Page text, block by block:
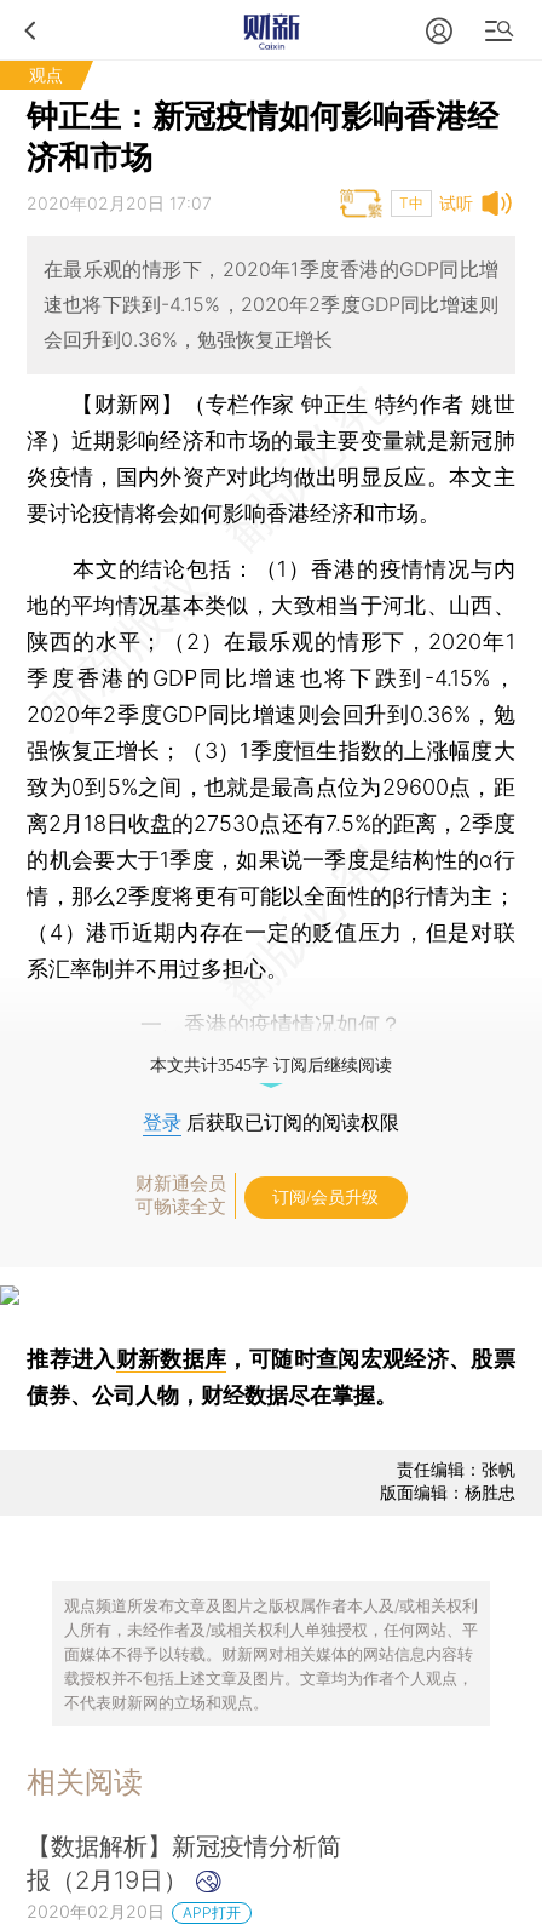
观点
钟正生：新冠疫情如何影响香港经
济和市场
试听
2020年02月20日 17:07 T中
在最乐观的情形下，2020年1季度香港的GDP同比增
速也将下跌到-4.15%，2020年2季度GDP同比增速则
会回升到0.36%，勉强恢复正增长
【财新网】（专栏作家 钟正生 特约作者 姚世
泽）近期影响经济和市场的最主要变量就是新冠肺
炎疫情，国内外资产对此均做出明显反应。本文主
要讨论疫情将会如何影响香港经济和市场。
本文的结论包括：（1）香港的疫情情况与内
地的平均情况基本类似，大致相当于河北、山西、
陕西的水平；（2）在最乐观的情形下，2020年1
季度香港的GDP同比增速也将下跌到-4.15%，
2020年2季度GDP同比增速则会回升到0.36%，勉
强恢复正增长；（3）1季度恒生指数的上涨幅度大
致为0到5%之间，也就是最高点位为29600点，距
离2月18日收盘的27530点还有7.5%的距离，2季度
的机会要大于1季度，如果说一季度是结构性的α行
情，那么2季度将更有可能以全面性的β行情为主；
（4）港币近期内存在一定的贬值压力，但是对联
系汇率制并不用过多担心。
一、香港的疫情情况如何？
本文共计3545字 订阅后继续阅读
登录 后获取已订阅的阅读权限
财新通会员
可畅读全文
订阅/会员升级
推荐进入财新数据库 ，可随时查阅宏观经济、股票
债券、公司人物，财经数据尽在掌握。
责任编辑：张帆
版面编辑：杨胜忠
观点频道所发布文章及图片之版权属作者本人及/或相关权利
人所有，未经作者及/或相关权利人单独授权，任何网站、平
面媒体不得予以转载。财新网对相关媒体的网站信息内容转
载授权并不包括上述文章及图片。文章均为作者个人观点，
不代表财新网的立场和观点。
相关阅读
【数据解析】新冠疫情分析简
报（2月19日）
2020年02月20日 APP打开